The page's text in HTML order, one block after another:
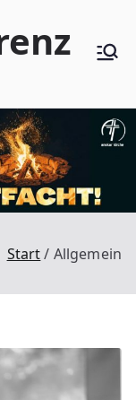
Start Allgemein